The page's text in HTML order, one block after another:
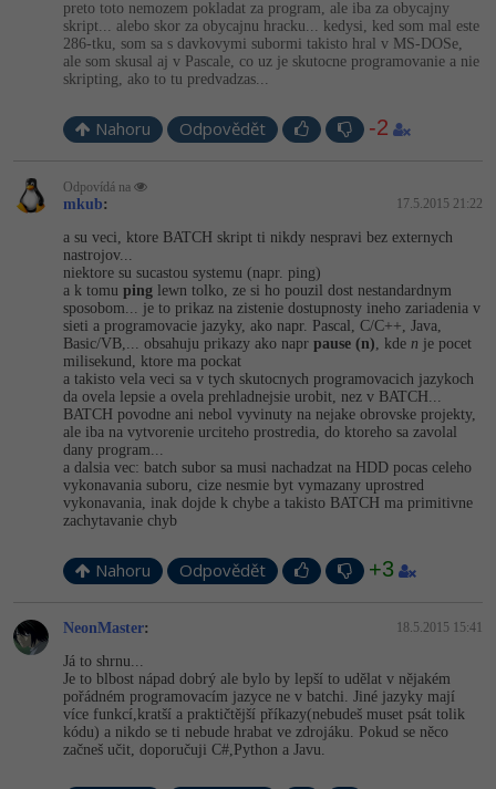
preto toto nemozem pokladat za program, ale iba za obycajny
skript... alebo skor za obycajnu hracku... kedysi, ked som mal este
286-tku, som sa s davkovymi subormi takisto hral v MS-DOSe,
ale som skusal aj v Pascale, co uz je skutocne programovanie a nie
skripting, ako to tu predvadzas...
Nahoru Odpovědět -2
Odpovídá na
mkub: 17.5.2015 21:22
a su veci, ktore BATCH skript ti nikdy nespravi bez externych
nastrojov...
niektore su sucastou systemu (napr. ping)
a k tomu ping lewn tolko, ze si ho pouzil dost nestandardnym
sposobom... je to prikaz na zistenie dostupnosty ineho zariadenia v
sieti a programovacie jazyky, ako napr. Pascal, C/C++, Java,
Basic/VB,... obsahuju prikazy ako napr pause (n) , kde n je pocet
milisekund, ktore ma pockat
a takisto vela veci sa v tych skutocnych programovacich jazykoch
da ovela lepsie a ovela prehladnejsie urobit, nez v BATCH...
BATCH povodne ani nebol vyvinuty na nejake obrovske projekty,
ale iba na vytvorenie urciteho prostredia, do ktoreho sa zavolal
dany program...
a dalsia vec: batch subor sa musi nachadzat na HDD pocas celeho
vykonavania suboru, cize nesmie byt vymazany uprostred
vykonavania, inak dojde k chybe a takisto BATCH ma primitivne
zachytavanie chyb
Nahoru Odpovědět +3
NeonMaster: 18.5.2015 15:41
Já to shrnu...
Je to blbost nápad dobrý ale bylo by lepší to udělat v nějakém
pořádném programovacím jazyce ne v batchi. Jiné jazyky mají
více funkcí,kratší a praktičtější příkazy(nebudeš muset psát tolik
kódu) a nikdo se ti nebude hrabat ve zdrojáku. Pokud se něco
začneš učit, doporučuji C#,Python a Javu.